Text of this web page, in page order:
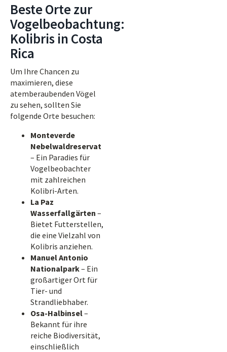
Beste Orte zur
Vogelbeobachtung:
Kolibris in Costa
Rica
Um Ihre Chancen zu
maximieren, diese
atemberaubenden Vögel
zu sehen, sollten Sie
folgende Orte besuchen:
Monteverde
Nebelwaldreservat
– Ein Paradies für
Vogelbeobachter
mit zahlreichen
Kolibri-Arten.
La Paz
Wasserfallgärten –
Bietet Futterstellen,
die eine Vielzahl von
Kolibris anziehen.
Manuel Antonio
Nationalpark– Ein
großartiger Ort für
Tier- und
Strandliebhaber.
Osa-Halbinsel–
Bekannt für ihre
reiche Biodiversität,
einschließlich